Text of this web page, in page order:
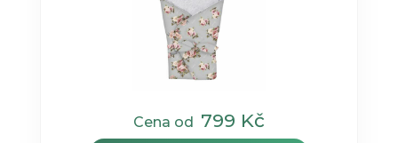
Cena od 799 Kč